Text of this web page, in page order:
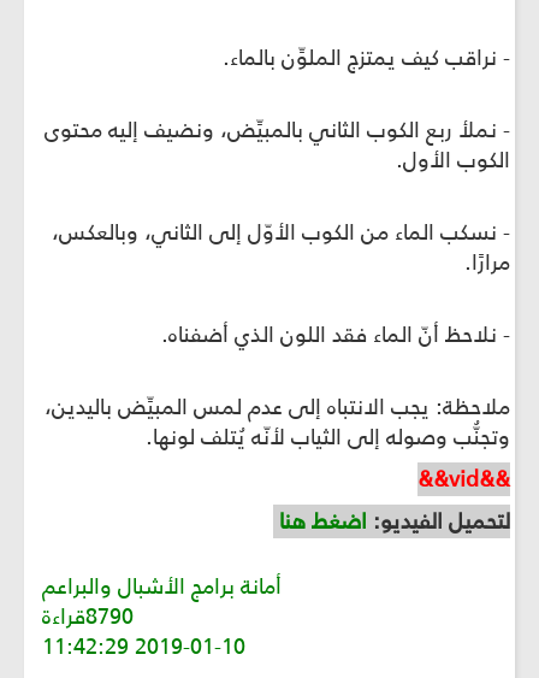
- نراقب كيف يمتزج الملوِّن بالماء.
- نملأ ربع الكوب الثاني بالمبيِّض، ونضيف إليه محتوى
الكوب الأول.
- نسكب الماء من الكوب الأوّل إلى الثاني، وبالعكس،
مرارًا.
- نلاحظ أنّ الماء فقد اللون الذي أضفناه.
ملاحظة: يجب الانتباه إلى عدم لمس المبيِّض باليدين،
وتجنُّب وصوله إلى الثياب لأنّه يُتلف لونها.
&&vid&&
لتحميل الفيديو: اضغط هنا
أمانة برامج الأشبال والبراعم
8790قراءة
2019-01-10 11:42:29